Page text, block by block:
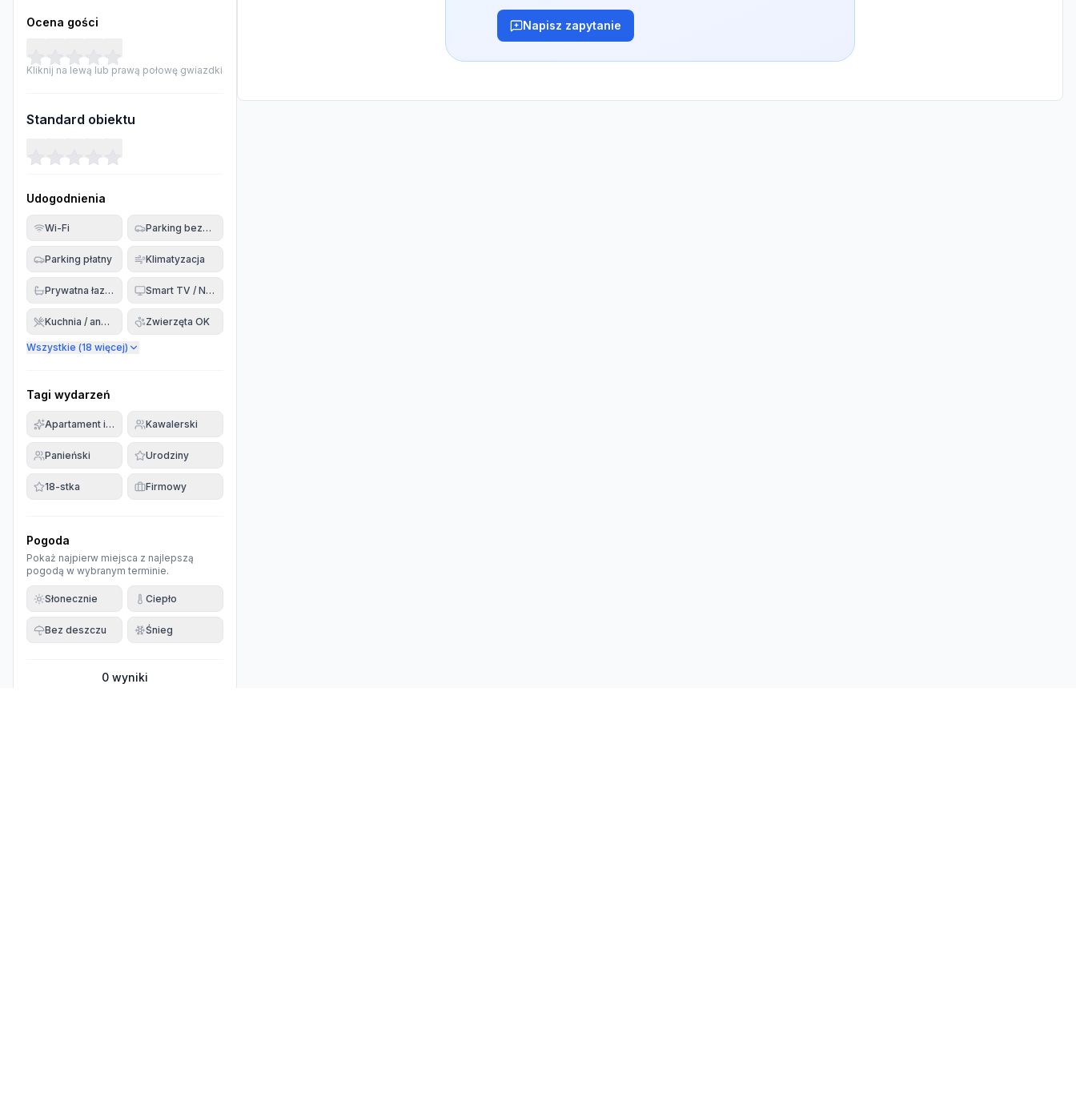
Ocena gości
Kliknij na lewą lub prawą połowę gwiazdki
Standard obiektu
Udogodnienia
Wi-Fi Parking bezpłatny
Parking płatny Klimatyzacja
Prywatna łazienka Smart TV / Netflix
Kuchnia / aneks Zwierzęta OK
Wszystkie (18 więcej)
Tagi wydarzeń
Apartament imprezowyKawalerski
Panieński Urodziny
18-stka Firmowy
Pogoda
Pokaż najpierw miejsca z najlepszą
pogodą w wybranym terminie.
Słonecznie Ciepło
Bez deszczu Śnieg
0 wyniki
Napisz zapytanie